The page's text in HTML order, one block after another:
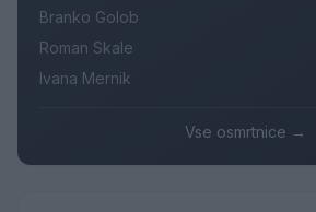
Branko Golob
Roman Skale
Ivana Mernik
Vse osmrtnice →